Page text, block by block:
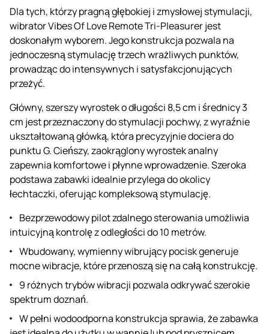
Dla tych, którzy pragną głębokiej i zmysłowej stymulacji,
wibrator Vibes Of Love Remote Tri-Pleasurer jest
doskonałym wyborem. Jego konstrukcja pozwala na
jednoczesną stymulację trzech wrażliwych punktów,
prowadząc do intensywnych i satysfakcjonujących
przeżyć.
Główny, szerszy wyrostek o długości 8,5 cm i średnicy 3
cm jest przeznaczony do stymulacji pochwy, z wyraźnie
ukształtowaną główką, która precyzyjnie dociera do
punktu G. Cieńszy, zaokrąglony wyrostek analny
zapewnia komfortowe i płynne wprowadzenie. Szeroka
podstawa zabawki idealnie przylega do okolicy
łechtaczki, oferując kompleksową stymulację.
Bezprzewodowy pilot zdalnego sterowania umożliwia
intuicyjną kontrolę z odległości do 10 metrów.
Wbudowany, wymienny wibrujący pocisk generuje
mocne wibracje, które przenoszą się na całą konstrukcję.
9 różnych trybów wibracji pozwala odkrywać szerokie
spektrum doznań.
W pełni wodoodporna konstrukcja sprawia, że zabawka